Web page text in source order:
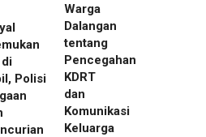
Polisi
Warga
Dalangan
tentang
Pencegahan
KDRT
dan
Komunikasi
Keluarga